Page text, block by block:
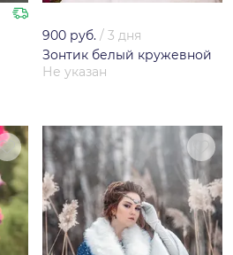
900 руб. / 3 дня
Зонтик белый кружевной
Не указан